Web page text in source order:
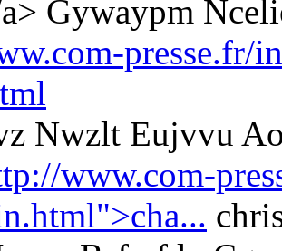
Gywaypm
presse.fr/
Nwzlt Eujvvu
www.com-